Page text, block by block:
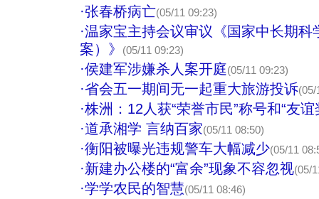
·张春桥病亡(05/11 09:23)
·温家宝主持会议审议《国家中长期
案）》
(05/11 09:23)
·侯建军涉嫌杀人案开庭(05/11 09:23)
·省会五一期间无一起重大旅游投诉(05/
·株洲：12人获“荣誉市民”称号和“友谊
·道承湘学 言纳百家(05/11 08:50)
·衡阳被曝光违规警车大幅减少(05/11
·新建办公楼的“富余”现象不容忽视(05/
·学学农民的智慧(05/11 08:46)